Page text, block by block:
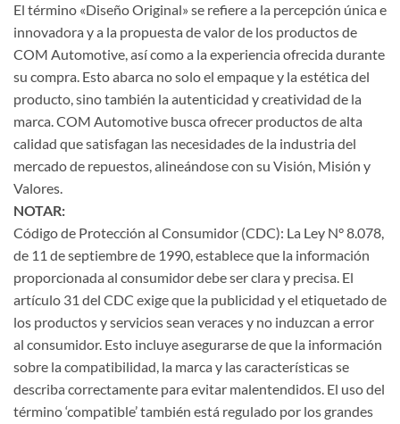
El término «Diseño Original» se refiere a la percepción única e
innovadora y a la propuesta de valor de los productos de
COM Automotive, así como a la experiencia ofrecida durante
su compra. Esto abarca no solo el empaque y la estética del
producto, sino también la autenticidad y creatividad de la
marca. COM Automotive busca ofrecer productos de alta
calidad que satisfagan las necesidades de la industria del
mercado de repuestos, alineándose con su Visión, Misión y
Valores.
NOTAR:
Código de Protección al Consumidor (CDC): La Ley N° 8.078,
de 11 de septiembre de 1990, establece que la información
proporcionada al consumidor debe ser clara y precisa. El
artículo 31 del CDC exige que la publicidad y el etiquetado de
los productos y servicios sean veraces y no induzcan a error
al consumidor. Esto incluye asegurarse de que la información
sobre la compatibilidad, la marca y las características se
describa correctamente para evitar malentendidos. El uso del
término ‘compatible’ también está regulado por los grandes